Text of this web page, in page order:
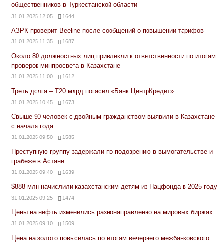
общественников в Туркестанской области
31.01.2025 12:05 1644
АЗРК проверит Beeline после сообщений о повышении тарифов
31.01.2025 11:35 1687
Около 80 должностных лиц привлекли к ответственности по итогам
проверок минпросвета в Казахстане
31.01.2025 11:00 1612
Треть долга – Т20 млрд погасил «Банк ЦентрКредит»
31.01.2025 10:45 1673
Свыше 90 человек с двойным гражданством выявили в Казахстане
с начала года
31.01.2025 09:50 1585
Преступную группу задержали по подозрению в вымогательстве и
грабеже в Астане
31.01.2025 09:40 1639
$888 млн начислили казахстанским детям из Нацфонда в 2025 году
31.01.2025 09:25 1474
Цены на нефть изменились разнонаправленно на мировых биржах
31.01.2025 09:10 1509
Цена на золото повысилась по итогам вечернего межбанковского